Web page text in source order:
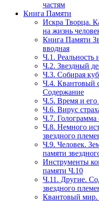
частям
Книга Памяти
Искра Творца.
на жизнь
Книга Памяти
вводная
Ч.1. Реальность
Ч.2. Звездный
Ч.3. Собирая
Ч.4. Квантовый
Содержание
Ч.5. Время и
Ч.6. Вирус
Ч.7.
Ч.8. Немного
звездного
Ч.9. Человек.
памяти
Инструменты
памяти Ч.10
Ч.11. Другие.
звездного
Квантовый мир.